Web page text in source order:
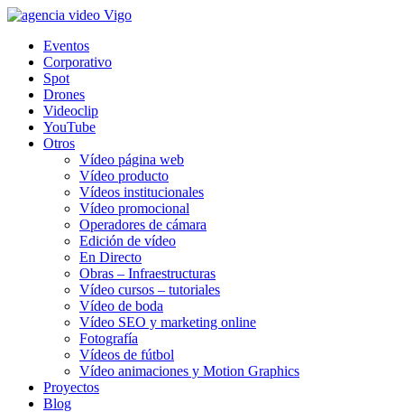
Eventos
Corporativo
Spot
Drones
Videoclip
YouTube
Otros
Vídeo página web
Vídeo producto
Vídeos institucionales
Vídeo promocional
Operadores de cámara
Edición de vídeo
En Directo
Obras – Infraestructuras
Vídeo cursos – tutoriales
Vídeo de boda
Vídeo SEO y marketing online
Fotografía
Vídeos de fútbol
Vídeo animaciones y Motion Graphics
Proyectos
Blog